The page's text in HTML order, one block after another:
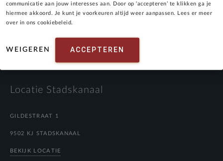
communicatie aan jouw interesses aan. Door op ‘accepteren’ te klikken ga je
hiermee akkoord. Je kunt je voorkeuren altijd weer aanpassen. Lees er meer
over in ons cookiebeleid.
WEIGEREN ACCEPTEREN
Locatie Stadskanaal
GILDESTRAAT 1
9502 KJ STADSKANAAL
BEKIJK LOCATIE